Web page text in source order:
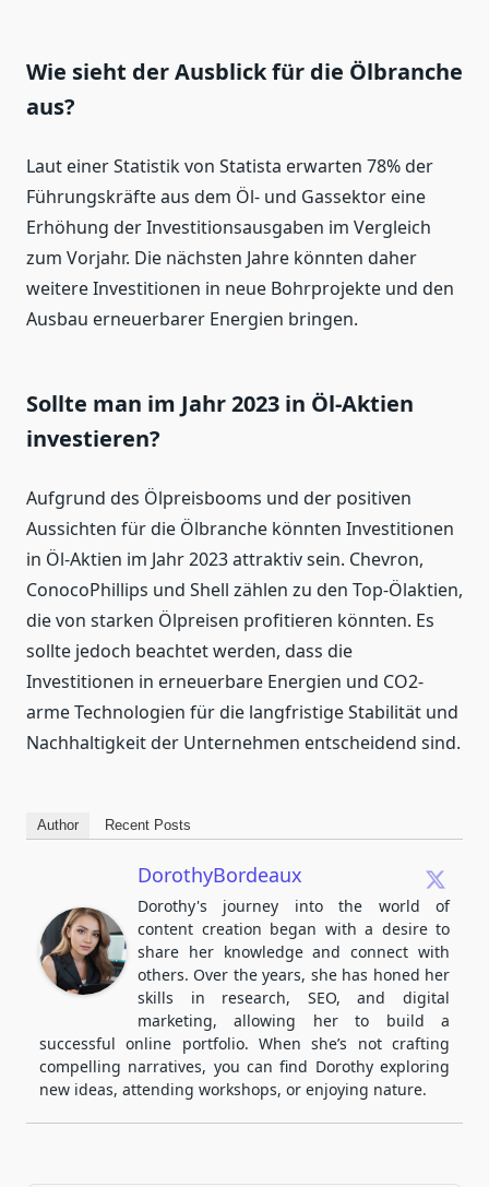
Wie sieht der Ausblick für die Ölbranche
aus?
Laut einer Statistik von Statista erwarten 78% der
Führungskräfte aus dem Öl- und Gassektor eine
Erhöhung der Investitionsausgaben im Vergleich
zum Vorjahr. Die nächsten Jahre könnten daher
weitere Investitionen in neue Bohrprojekte und den
Ausbau erneuerbarer Energien bringen.
Sollte man im Jahr 2023 in Öl-Aktien
investieren?
Aufgrund des Ölpreisbooms und der positiven
Aussichten für die Ölbranche könnten Investitionen
in Öl-Aktien im Jahr 2023 attraktiv sein. Chevron,
ConocoPhillips und Shell zählen zu den Top-Ölaktien,
die von starken Ölpreisen profitieren könnten. Es
sollte jedoch beachtet werden, dass die
Investitionen in erneuerbare Energien und CO2-
arme Technologien für die langfristige Stabilität und
Nachhaltigkeit der Unternehmen entscheidend sind.
Author Recent Posts
DorothyBordeaux
Dorothy's journey into the world of
content creation began with a desire to
share her knowledge and connect with
others. Over the years, she has honed her
skills in research, SEO, and digital
marketing, allowing her to build a
successful online portfolio. When she’s not crafting
compelling narratives, you can find Dorothy exploring
new ideas, attending workshops, or enjoying nature.